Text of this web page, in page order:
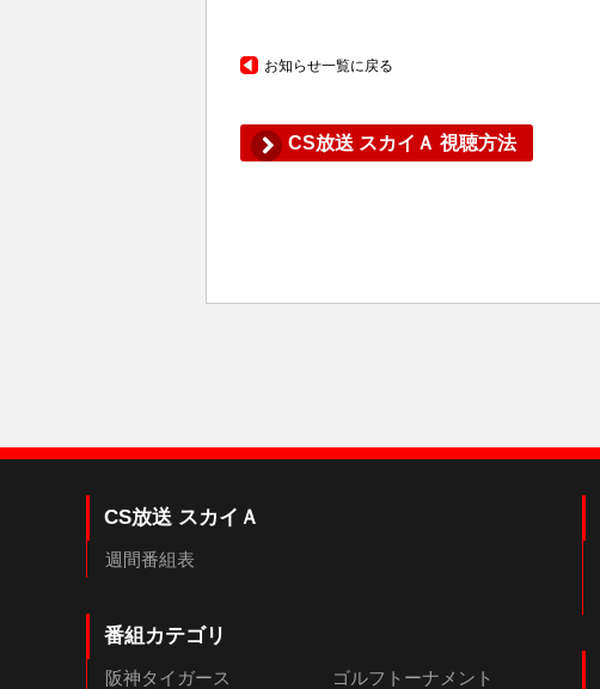
お知らせ一覧に戻る
CS放送 スカイＡ 視聴方法
CS放送 スカイＡ
週間番組表
番組カテゴリ
阪神タイガース
ゴルフトーナメント